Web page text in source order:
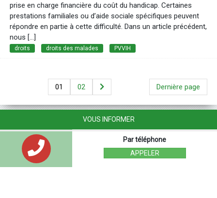
prise en charge financière du coût du handicap. Certaines
prestations familiales ou d’aide sociale spécifiques peuvent
répondre en partie à cette difficulté. Dans un article précédent,
nous […]
droits droits des malades PVVIH
01 02 Dernière page
VOUS INFORMER
Par téléphone
APPELER